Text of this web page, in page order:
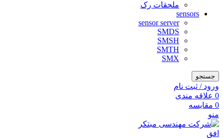
ملحقات رک
sensors
sensor server
SMDS
SMSH
SMTH
SMX
جستجو
ورود / ثبت نام
0 علاقه مندی
0 مقایسه
منو